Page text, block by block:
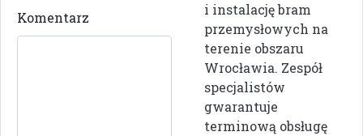
Komentarz
i instalację bram
przemysłowych na
terenie obszaru
Wrocławia. Zespół
specjalistów
gwarantuje
terminową obsługę